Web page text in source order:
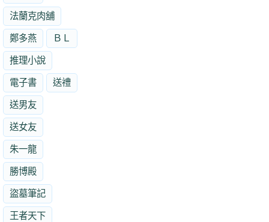
法蘭克肉舖
鄭多燕 ＢＬ
推理小說
電子書 送禮
送男友
送女友
朱一龍
勝博殿
盜墓筆記
王者天下